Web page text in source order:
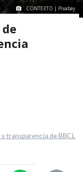
CONTEXTO | Pixabay
y transparencia de BBCL